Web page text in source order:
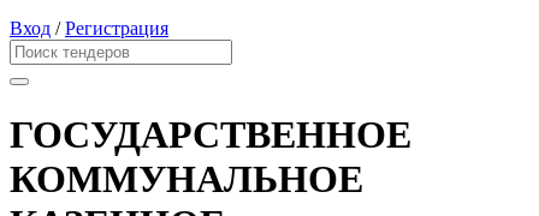
Вход /Регистрация
ГОСУДАРСТВЕННОЕ
КОММУНАЛЬНОЕ